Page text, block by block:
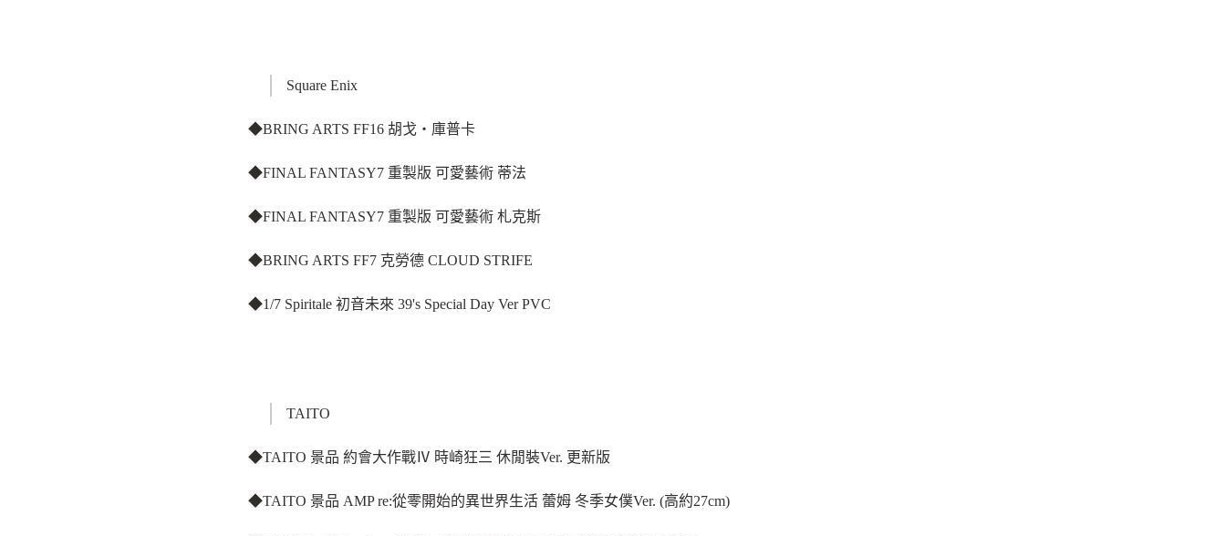
Square Enix
◆BRING ARTS FF16 胡戈・庫普卡
◆FINAL FANTASY7 重製版 可愛藝術 蒂法
◆FINAL FANTASY7 重製版 可愛藝術 札克斯
◆BRING ARTS FF7 克勞德 CLOUD STRIFE
◆1/7 Spiritale 初音未來 39's Special Day Ver PVC
TAITO
◆TAITO 景品 約會大作戰Ⅳ 時崎狂三 休閒裝Ver. 更新版
◆TAITO 景品 AMP re:從零開始的異世界生活 蕾姆 冬季女僕Ver. (高約27cm)